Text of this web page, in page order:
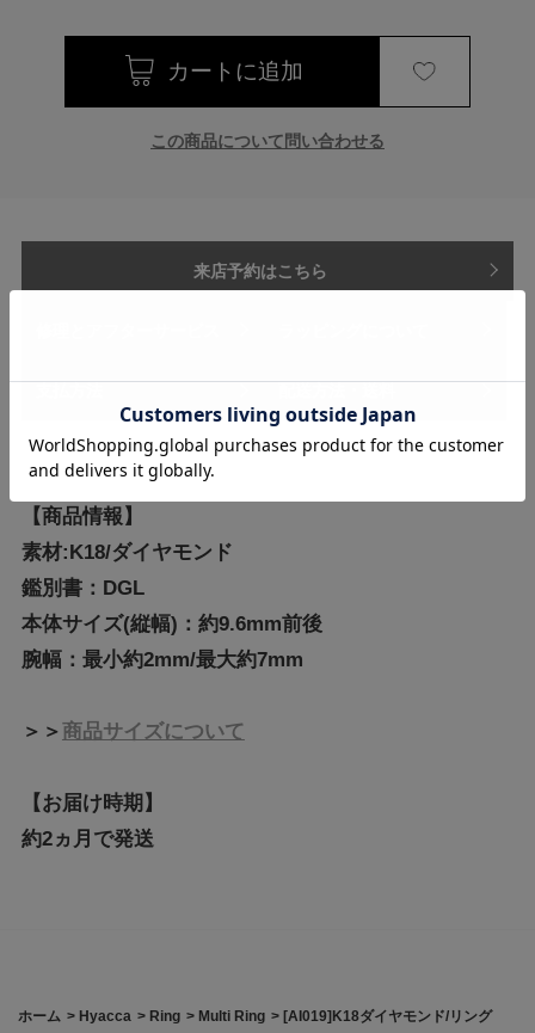
この商品について問い合わせる
来店予約はこちら
【商品情報】
素材:K18/ダイヤモンド
鑑別書：DGL
本体サイズ(縦幅)：約9.6mm前後
腕幅：最小約2mm/最大約7mm
＞＞ 商品サイズについて
【お届け時期】
約2ヵ月で発送
ホーム > Hyacca > Ring > Multi Ring > [AI019]K18ダイヤモンド/リング